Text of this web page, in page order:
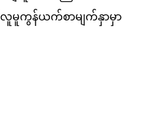
၏လူမူကွန်ယက်စာမျက်နှာမှာ